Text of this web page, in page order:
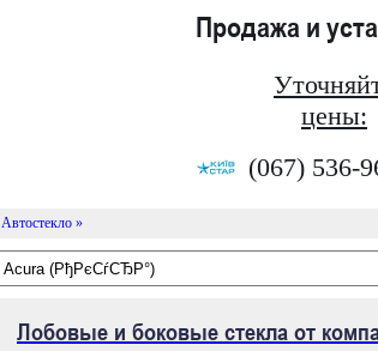
Продажа и
цены:
(067) 536-
Автостекло »
Лобовые и боковые стекла от